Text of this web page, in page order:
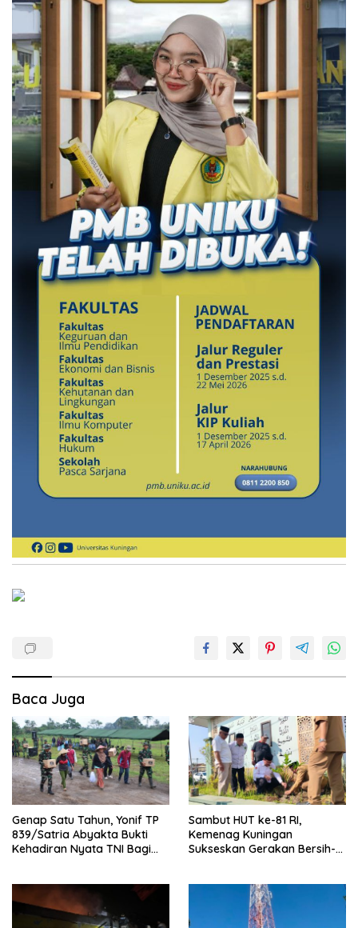
Baca Juga
Genap Satu Tahun, Yonif TP
839/Satria Abyakta Bukti
Kehadiran Nyata TNI Bagi
Sambut HUT ke-81 RI,
Kemenag Kuningan
Sukseskan Gerakan Bersih-